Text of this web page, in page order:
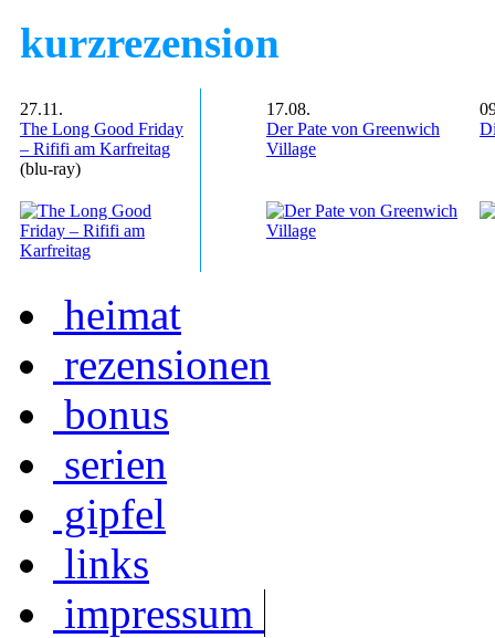
kurzrezension
27.11.
The Long Good Friday
– Rififi am Karfreitag
(blu-ray)
17.08.
Der Pate von Greenwich
Village
heimat
rezensionen
bonus
serien
gipfel
links
impressum